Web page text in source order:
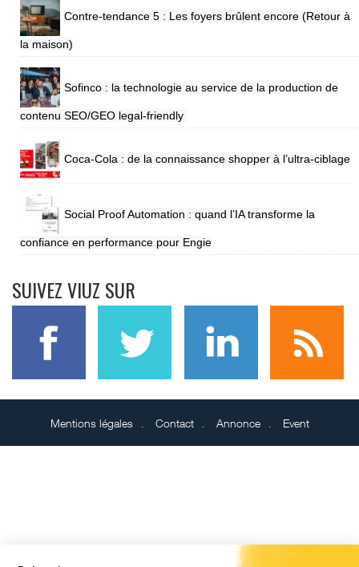
Contre-tendance 5 : Les foyers brûlent encore (Retour à
la maison)
Sofinco : la technologie au service de la production de
contenu SEO/GEO legal-friendly
Coca-Cola : de la connaissance shopper à l’ultra-ciblage
Social Proof Automation : quand l’IA transforme la
confiance en performance pour Engie
SUIVEZ VIUZ SUR
Mentions légales Contact Annonce Event